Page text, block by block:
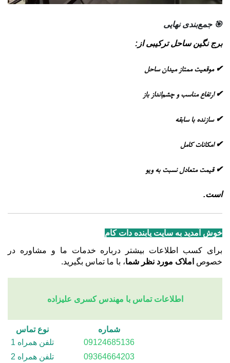
🎯 جمع‌بندی نهایی
برج نگین ساحل ترکیبی از:
✔ موقعیت ممتاز میدان ساحل
✔ ارتفاع مناسب و چشم‌انداز باز
✔ سازنده با سابقه
✔ امکانات کامل
✔ قیمت متعادل نسبت به ویو
است.
خوش آمدید به سایت یابنده دات کام
برای کسب اطلاعات بیشتر درباره خدمات ما و مشاوره در
خصوص املاک مورد نظر شما، با ما تماس بگیرید.
اطلاعات تماس با مهندس کسری علیزاده
نوع تماس
شماره
تلفن همراه 1
09124685136
تلفن همراه 2
09364664203